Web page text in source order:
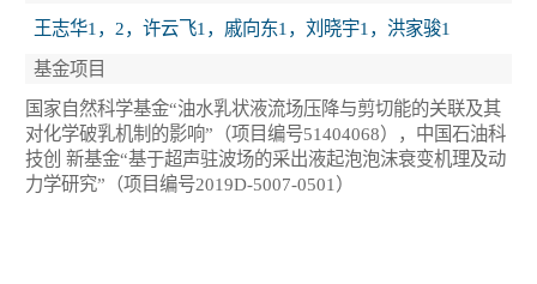
王志华1，2，许云飞1，戚向东1，刘晓宇1，洪家骏1
基金项目
国家自然科学基金“油水乳状液流场压降与剪切能的关联及其
对化学破乳机制的影响”（项目编号51404068），中国石油科
技创 新基金“基于超声驻波场的采出液起泡泡沫衰变机理及动
力学研究”（项目编号2019D-5007-0501）